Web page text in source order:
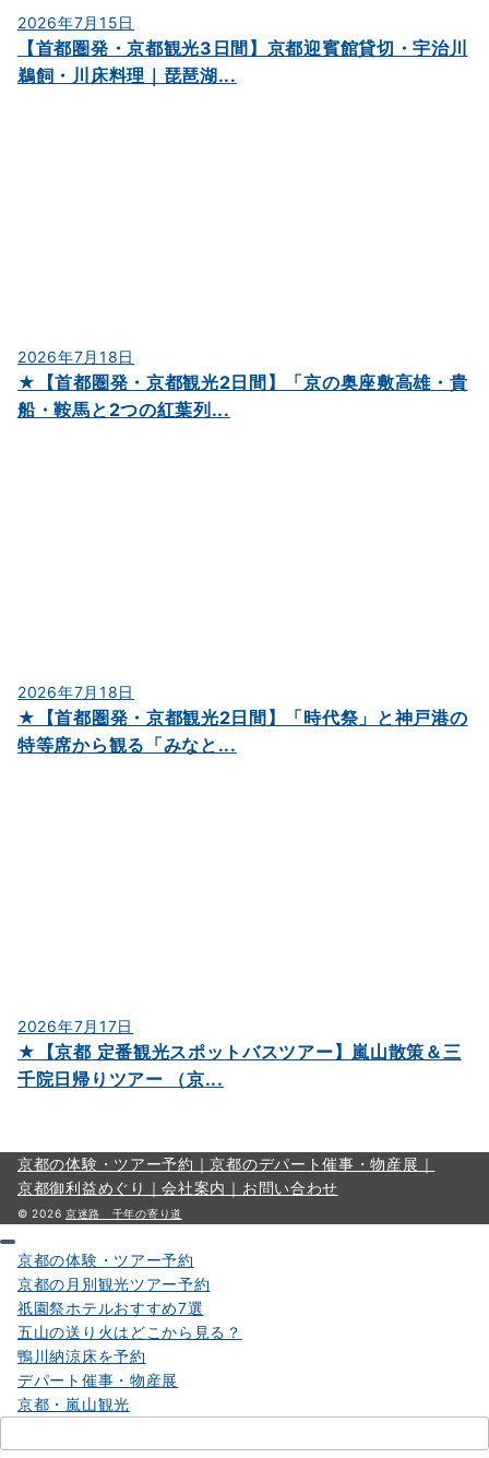
2026年7月15日
【首都圏発・京都観光3日間】京都迎賓館貸切・宇治川
鵜飼・川床料理｜琵琶湖...
2026年7月18日
★【首都圏発・京都観光2日間】「京の奥座敷高雄・貴
船・鞍馬と2つの紅葉列...
2026年7月18日
★【首都圏発・京都観光2日間】「時代祭」と神戸港の
特等席から観る「みなと...
2026年7月17日
★【京都 定番観光スポットバスツアー】嵐山散策＆三
千院日帰りツアー （京...
京都の体験・ツアー予約｜京都のデパート催事・物産展｜
京都御利益めぐり｜会社案内｜ お問い合わせ
© 2026 京迷路 千年の寄り道
京都の体験・ツアー予約
京都の月別観光ツアー予約
祇園祭ホテルおすすめ7選
五山の送り火はどこから見る？
鴨川納涼床を予約
デパート催事・物産展
京都・嵐山観光
索：